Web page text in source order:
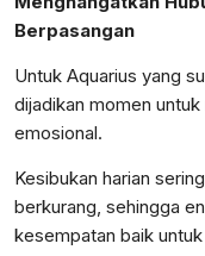
Berpasangan
Untuk Aquarius yang
dijadikan momen
emosional.
Kesibukan harian
berkurang, sehingga
kesempatan baik